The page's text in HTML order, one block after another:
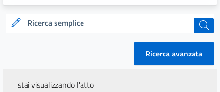
Ricerca semplice cerca
Ricerca avanzata
stai visualizzando l'atto